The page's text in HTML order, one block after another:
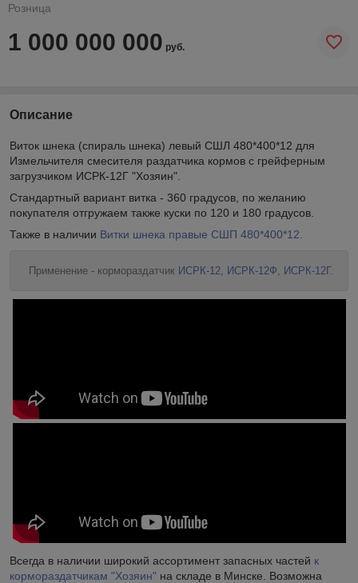
Розница
1 000 000 000 руб.
Описание
Виток шнека (спираль шнека) левый СШЛ 480*400*12 для
Измельчителя смесителя раздатчика кормов с грейферным
загрузчиком ИСРК-12Г "Хозяин".
Стандартный вариант витка - 360 градусов, по желанию
покупателя отгружаем также куски по 120 и 180 градусов.
Также в наличии Витки шнека правые СШП 480*400*12.
Применение - кормораздатчик ИСРК-12 ИСРК-12Ф ИСРК-12Г.
Всегда в наличии широкий ассортимент запасных частей к
кормораздатчикам "Хозяин" на складе в Минске. Возможна